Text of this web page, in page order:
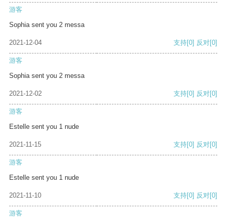
游客
Sophia sent you 2 messa
2021-12-04 支持[0] 反对[0]
游客
Sophia sent you 2 messa
2021-12-02 支持[0] 反对[0]
游客
Estelle sent you 1 nude
2021-11-15 支持[0] 反对[0]
游客
Estelle sent you 1 nude
2021-11-10 支持[0] 反对[0]
游客